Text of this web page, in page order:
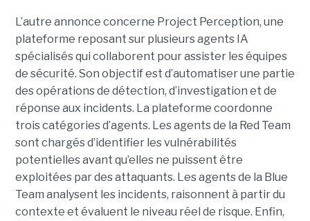
L’autre annonce concerne Project Perception, une
plateforme reposant sur plusieurs agents IA
spécialisés qui collaborent pour assister les équipes
de sécurité. Son objectif est d’automatiser une partie
des opérations de détection, d’investigation et de
réponse aux incidents. La plateforme coordonne
trois catégories d’agents. Les agents de la Red Team
sont chargés d’identifier les vulnérabilités
potentielles avant qu’elles ne puissent être
exploitées par des attaquants. Les agents de la Blue
Team analysent les incidents, raisonnent à partir du
contexte et évaluent le niveau réel de risque. Enfin,